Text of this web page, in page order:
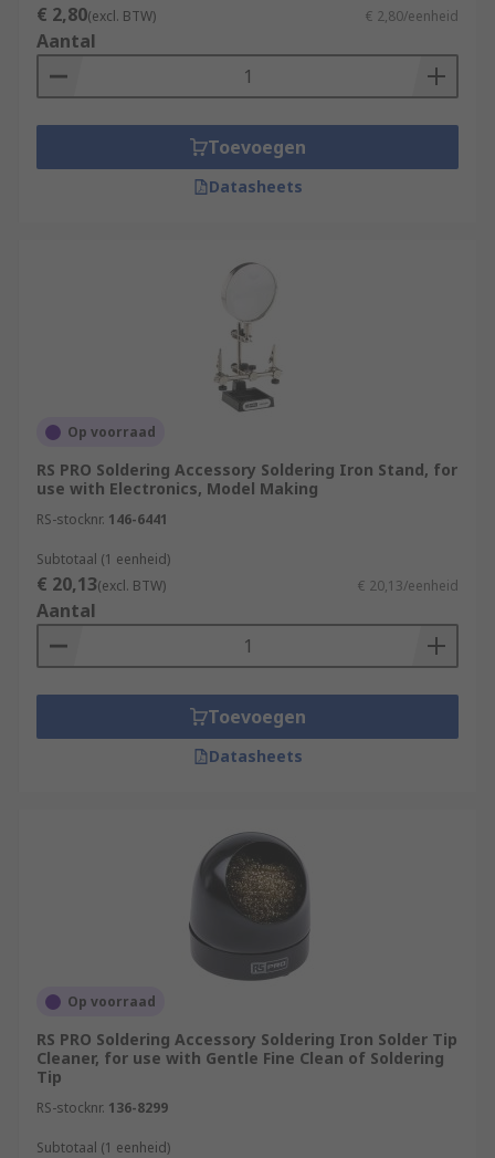
€ 2,80(excl. BTW) € 2,80/eenheid
Aantal
Toevoegen
Datasheets
Op voorraad
RS PRO Soldering Accessory Soldering Iron Stand, for
use with Electronics, Model Making
RS-stocknr. 146-6441
Subtotaal (1 eenheid)
€ 20,13(excl. BTW) € 20,13/eenheid
Aantal
Toevoegen
Datasheets
Op voorraad
RS PRO Soldering Accessory Soldering Iron Solder Tip
Cleaner, for use with Gentle Fine Clean of Soldering
Tip
RS-stocknr. 136-8299
Subtotaal (1 eenheid)